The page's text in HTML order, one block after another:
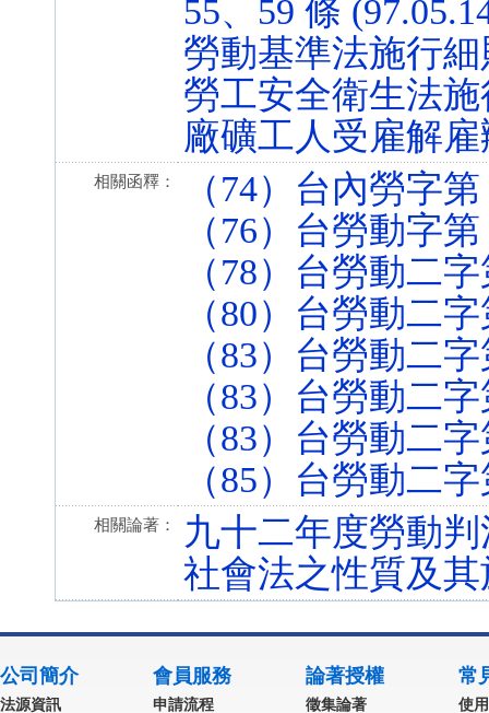
55、59 條
勞動基準法施行細
勞工安全衛生法施
廠礦工人受雇解雇
相關函釋：
（74）台內勞字
（76）台勞動字
（78）台勞動二
（80）台勞動二
（83）台勞動二
（83）台勞動二
（83）台勞動二
（85）台勞動二
相關論著：
九十二年度勞動
社會法之性質及
公司簡介
法源資訊
會員服務
申請流程
論著授權
徵集論著
常
使